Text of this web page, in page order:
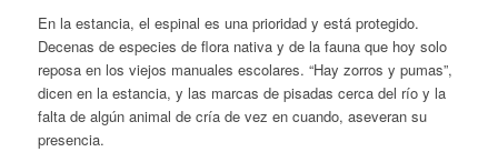
En la estancia, el espinal es una prioridad y está protegido.
Decenas de especies de flora nativa y de la fauna que hoy solo
reposa en los viejos manuales escolares. “Hay zorros y pumas”,
dicen en la estancia, y las marcas de pisadas cerca del río y la
falta de algún animal de cría de vez en cuando, aseveran su
presencia.